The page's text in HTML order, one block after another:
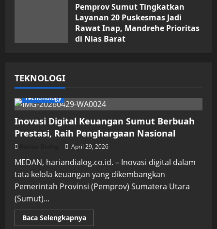
Pemprov Sumut Tingkatkan
Layanan 20 Puskesmas Jadi
Rawat Inap, Mandrehe Prioritas
di Nias Barat
TEKNOLOGI
Techonology
Inovasi Digital Keuangan Sumut Berbuah
Prestasi, Raih Penghargaan Nasional
April 29, 2026
MEDAN, hariandialog.co.id. – Inovasi digital dalam
tata kelola keuangan yang dikembangkan
Pemerintah Provinsi (Pemprov) Sumatera Utara
(Sumut)...
Baca SelengkapnyaRead
more